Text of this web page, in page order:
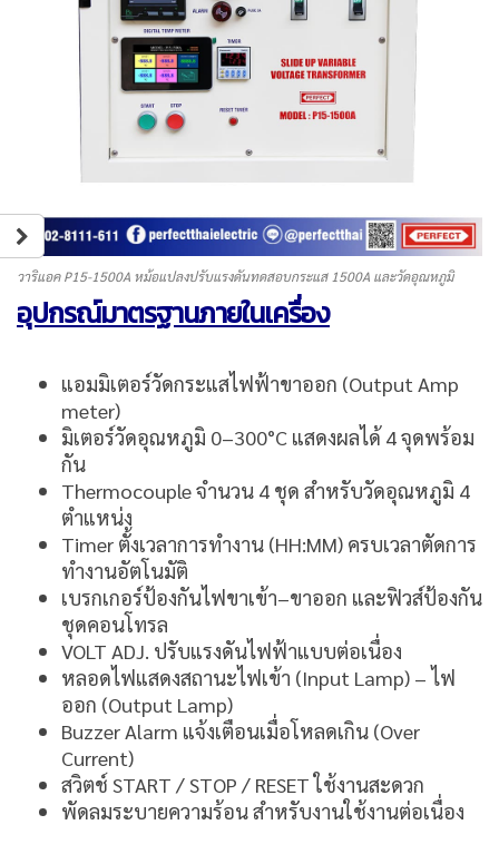
วาริแอค P15-1500A หม้อแปลงปรับแรงดันทดสอบกระแส 1500A และวัดอุณหภูมิ
อุปกรณ์มาตรฐานภายในเครื่อง
แอมมิเตอร์วัดกระแสไฟฟ้าขาออก (Output Amp
meter)
มิเตอร์วัดอุณหภูมิ 0–300°C แสดงผลได้ 4 จุดพร้อม
กัน
Thermocouple จำนวน 4 ชุด สำหรับวัดอุณหภูมิ 4
ตำแหน่ง
Timer ตั้งเวลาการทำงาน (HH:MM) ครบเวลาตัดการ
ทำงานอัตโนมัติ
เบรกเกอร์ป้องกันไฟขาเข้า–ขาออก และฟิวส์ป้องกัน
ชุดคอนโทรล
VOLT ADJ. ปรับแรงดันไฟฟ้าแบบต่อเนื่อง
หลอดไฟแสดงสถานะไฟเข้า (Input Lamp) – ไฟ
ออก (Output Lamp)
Buzzer Alarm แจ้งเตือนเมื่อโหลดเกิน (Over
Current)
สวิตช์ START / STOP / RESET ใช้งานสะดวก
พัดลมระบายความร้อน สำหรับงานใช้งานต่อเนื่อง